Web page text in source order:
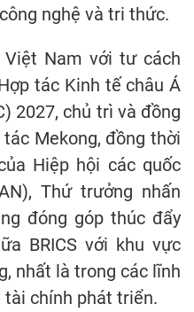
nghệ và tri thức.
Nam với tư cách
tác Kinh tế châu Á
2027, chủ trì và đồng
Mekong, đồng thời
Hiệp hội các quốc
Thứ trưởng nhấn
đóng góp thúc đẩy
BRICS với khu vực
nhất là trong các lĩnh
tài chính phát triển.